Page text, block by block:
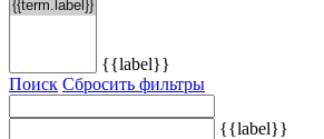
{{label}}
Поиск Сбросить фильтры
{{label}}